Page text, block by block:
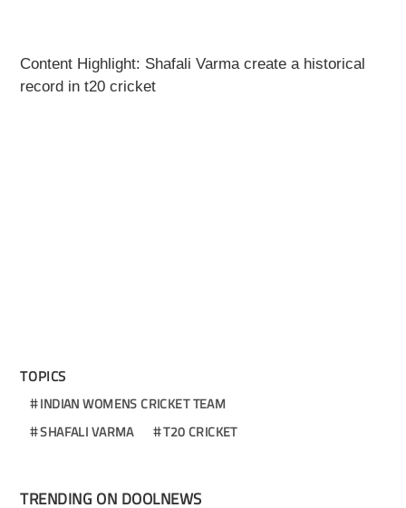
Content Highlight: Shafali Varma create a historical
record in t20 cricket
TOPICS
INDIAN WOMENS CRICKET TEAM
SHAFALI VARMA
T20 CRICKET
TRENDING ON DOOLNEWS